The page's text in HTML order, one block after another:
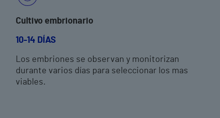
Cultivo embrionario
10-14 DÍAS
Los embriones se observan y monitorizan
durante varios días para seleccionar los mas
viables.